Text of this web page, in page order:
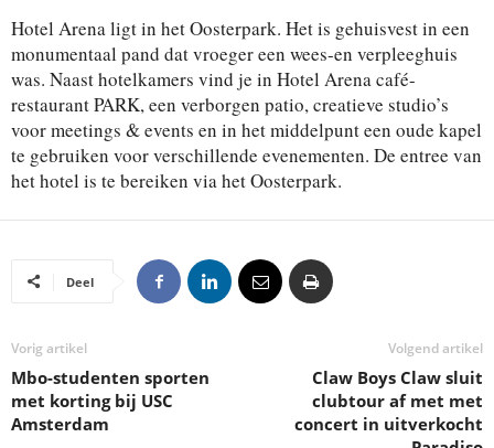
Hotel Arena ligt in het Oosterpark. Het is gehuisvest in een
monumentaal pand dat vroeger een wees-en verpleeghuis
was. Naast hotelkamers vind je in Hotel Arena café-
restaurant PARK, een verborgen patio, creatieve studio’s
voor meetings & events en in het middelpunt een oude kapel
te gebruiken voor verschillende evenementen. De entree van
het hotel is te bereiken via het Oosterpark.
Deel
Vorig artikel
Mbo-studenten sporten
met korting bij USC
Amsterdam
Volgend artikel
Claw Boys Claw sluit
clubtour af met met
concert in uitverkocht